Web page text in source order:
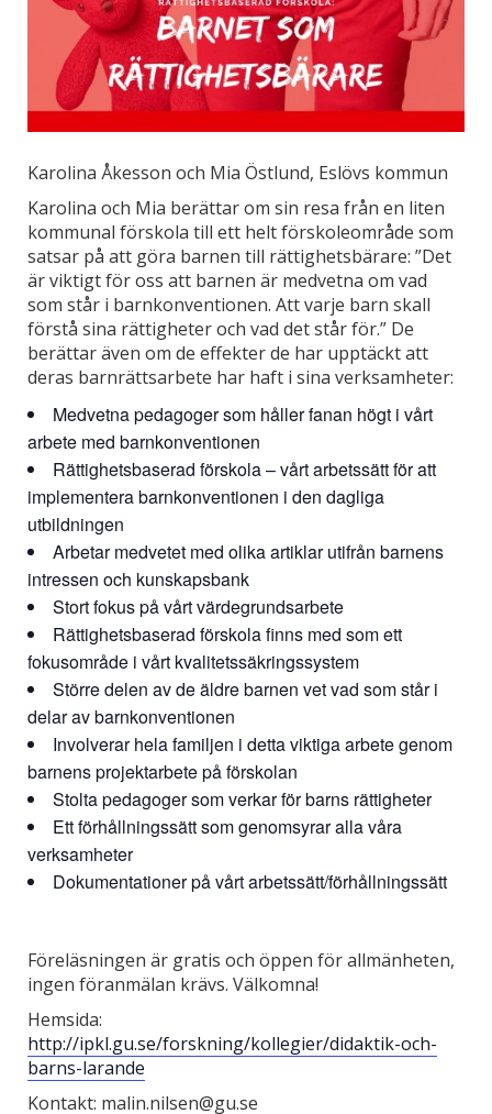
Karolina Åkesson och Mia Östlund, Eslövs kommun
Karolina och Mia berättar om sin resa från en liten
kommunal förskola till ett helt förskoleområde som
satsar på att göra barnen till rättighetsbärare: ”Det
är viktigt för oss att barnen är medvetna om vad
som står i barnkonventionen. Att varje barn skall
förstå sina rättigheter och vad det står för.” De
berättar även om de effekter de har upptäckt att
deras barnrättsarbete har haft i sina verksamheter:
Medvetna pedagoger som håller fanan högt i vårt
arbete med barnkonventionen
Rättighetsbaserad förskola – vårt arbetssätt för att
implementera barnkonventionen i den dagliga
utbildningen
Arbetar medvetet med olika artiklar utifrån barnens
intressen och kunskapsbank
Stort fokus på vårt värdegrundsarbete
Rättighetsbaserad förskola finns med som ett
fokusområde i vårt kvalitetssäkringssystem
Större delen av de äldre barnen vet vad som står i
delar av barnkonventionen
Involverar hela familjen i detta viktiga arbete genom
barnens projektarbete på förskolan
Stolta pedagoger som verkar för barns rättigheter
Ett förhållningssätt som genomsyrar alla våra
verksamheter
Dokumentationer på vårt arbetssätt/förhållningssätt
Föreläsningen är gratis och öppen för allmänheten,
ingen föranmälan krävs. Välkomna!
Hemsida:
http://ipkl.gu.se/forskning/kollegier/didaktik-och-
barns-larande
Kontakt: malin.nilsen@gu.se